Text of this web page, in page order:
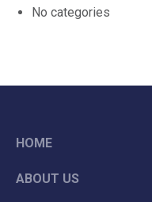
No categories
HOME
ABOUT US